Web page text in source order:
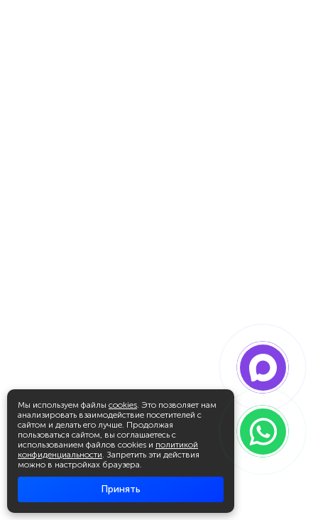
Мы используем файлы cookies. Это позволяет нам
анализировать взаимодействие посетителей с
сайтом и делать его лучше. Продолжая
пользоваться сайтом, вы соглашаетесь с
использованием файлов cookies и политикой
конфиденциальности. Запретить эти действия
можно в настройках браузера.
Принять